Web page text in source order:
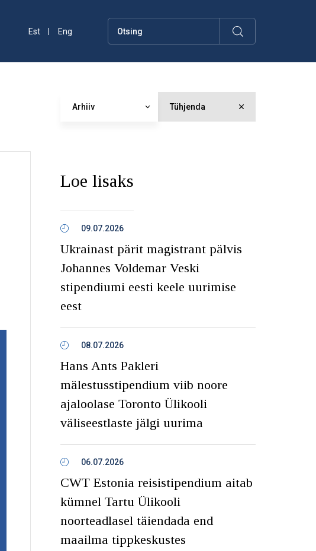
Est Eng
Arhiiv Tühjenda
Loe lisaks
09.07.2026
Ukrainast pärit magistrant pälvis
Johannes Voldemar Veski
stipendiumi eesti keele uurimise
eest
08.07.2026
Hans Ants Pakleri
mälestusstipendium viib noore
ajaloolase Toronto Ülikooli
väliseestlaste jälgi uurima
06.07.2026
CWT Estonia reisistipendium aitab
kümnel Tartu Ülikooli
noorteadlasel täiendada end
maailma tippkeskustes